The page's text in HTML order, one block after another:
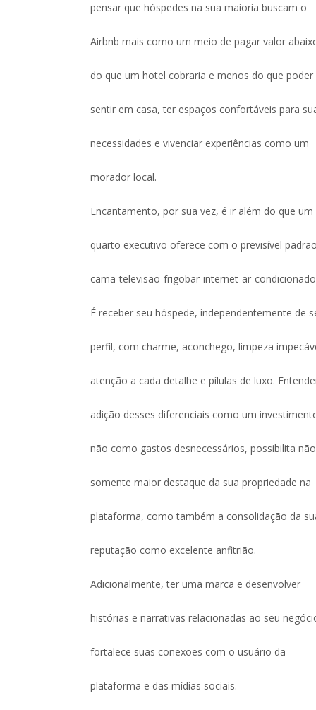
pensar que hóspedes na sua maioria buscam o
Airbnb mais como um meio de pagar valor
do que um hotel cobraria e menos do que poder
sentir em casa, ter espaços confortáveis para
necessidades e vivenciar experiências como um
morador local.
Encantamento, por sua vez, é ir além do que um
quarto executivo oferece com o previsível padrão
cama-televisão-frigobar-internet-ar-
É receber seu hóspede, independentemente de
perfil, com charme, aconchego, limpeza
atenção a cada detalhe e pílulas de luxo.
adição desses diferenciais como um
não como gastos desnecessários, possibilita não
somente maior destaque da sua propriedade na
plataforma, como também a consolidação da
reputação como excelente anfitrião.
Adicionalmente, ter uma marca e desenvolver
histórias e narrativas relacionadas ao seu
fortalece suas conexões com o usuário da
plataforma e das mídias sociais.